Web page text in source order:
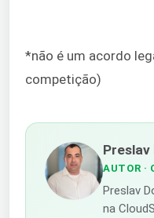
*não é um acordo
competição)
Preslav
AUTOR ·
Preslav
na